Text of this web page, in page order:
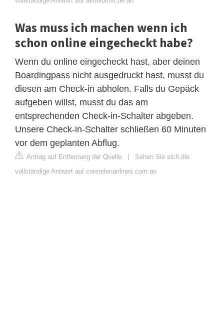
Was muss ich machen wenn ich
schon online eingecheckt habe?
Wenn du online eingecheckt hast, aber deinen
Boardingpass nicht ausgedruckt hast, musst du
diesen am Check-in abholen. Falls du Gepäck
aufgeben willst, musst du das am
entsprechenden Check-in-Schalter abgeben.
Unsere Check-in-Schalter schließen 60 Minuten
vor dem geplanten Abflug.
Antrag auf Entfernung der Quelle | Sehen Sie sich die
vollständige Antwort auf corendonairlines.com an